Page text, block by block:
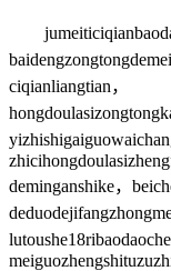
ciqianliangtian，
deminganshike，